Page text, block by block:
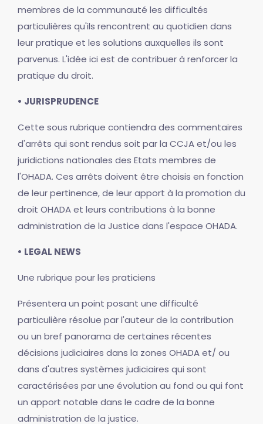
membres de la communauté les difficultés
particulières qu'ils rencontrent au quotidien dans
leur pratique et les solutions auxquelles ils sont
parvenus. L'idée ici est de contribuer à renforcer la
pratique du droit.
• JURISPRUDENCE
Cette sous rubrique contiendra des commentaires
d'arrêts qui sont rendus soit par la CCJA et/ou les
juridictions nationales des Etats membres de
l'OHADA. Ces arrêts doivent être choisis en fonction
de leur pertinence, de leur apport à la promotion du
droit OHADA et leurs contributions à la bonne
administration de la Justice dans l'espace OHADA.
• LEGAL NEWS
Une rubrique pour les praticiens
Présentera un point posant une difficulté
particulière résolue par l'auteur de la contribution
ou un bref panorama de certaines récentes
décisions judiciaires dans la zones OHADA et/ ou
dans d'autres systèmes judiciaires qui sont
caractérisées par une évolution au fond ou qui font
un apport notable dans le cadre de la bonne
administration de la justice.